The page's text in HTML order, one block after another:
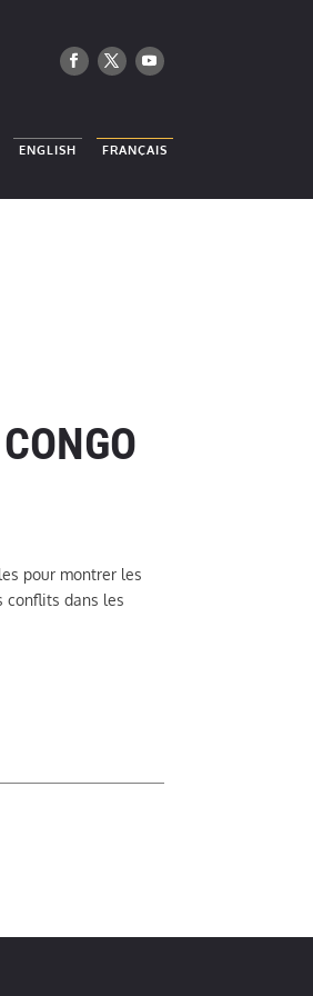
ENGLISH FRANÇAIS
pour montrer les
conflits dans les